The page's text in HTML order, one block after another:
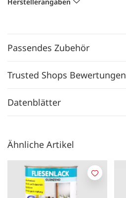
Passendes Zubehör
Trusted Shops Bewertungen
Datenblätter
Ähnliche Artikel
Merken